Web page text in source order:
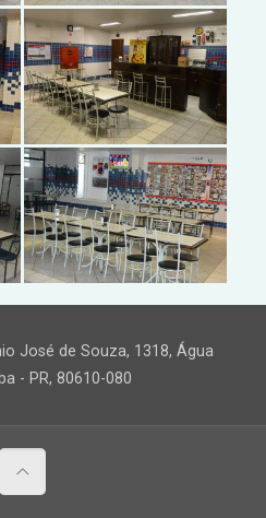
José de Souza, 1318, Água
- PR, 80610-080